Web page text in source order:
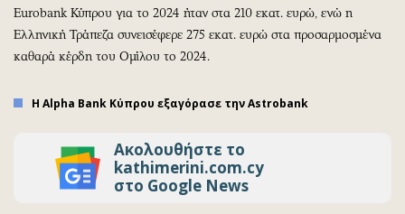
Eurobank Κύπρου για το 2024 ήταν στα 210 εκατ. ευρώ, ενώ η
Ελληνική Τράπεζα συνεισέφερε 275 εκατ. ευρώ στα προσαρμοσμένα
καθαρά κέρδη του Ομίλου το 2024.
Η Alpha Bank Κύπρου εξαγόρασε την Astrobank
Ακολουθήστε το
kathimerini.com.cy
στο Google News